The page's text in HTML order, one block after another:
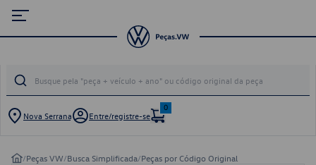
Nova Serrana Entre/registre-se
0
/Peças VW/Busca Simplificada/Peças por Código Original